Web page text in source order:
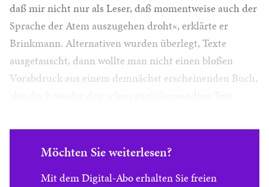
daß mir nicht nur als Leser, daß momentweise auch der
Sprache der Atem auszugehen droht«, erklärte er
Brinkmann. Alternativen wurden überlegt, Texte
ausgetauscht, dann wollte man nicht einen bloßen
Vorabdruck aus einem demnächst erscheinenden Buch,
Möchten Sie weiterlesen?
Mit dem Digital-Abo erhalten Sie freien